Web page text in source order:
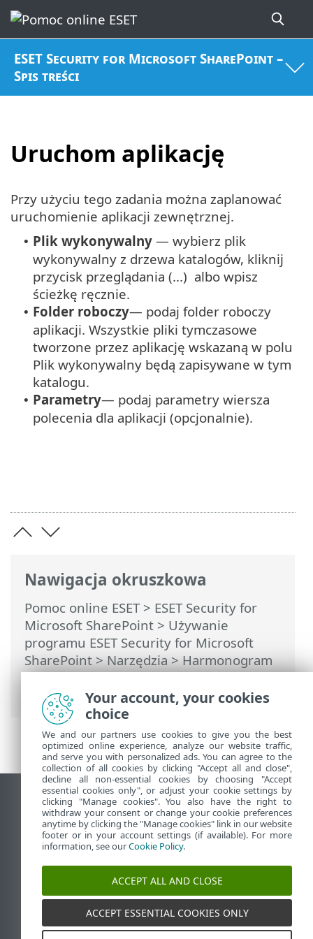
ESET Security for Microsoft SharePoint –
Spis treści
Uruchom aplikację
Nawigacja okruszkowa
Pomoc online ESET> ESET Security for
Microsoft SharePoint > Używanie
programu ESET Security for Microsoft
SharePoint>Narzędzia>Harmonogram
>Harmonogram — dodawanie zadania>
Uruchom aplikację
Przy użyciu tego zadania można zaplanować
uruchomienie aplikacji zewnętrznej.
• Plik wykonywalny — wybierz plik
wykonywalny z drzewa katalogów, kliknij
przycisk przeglądania (...) albo wpisz
ścieżkę ręcznie.
• Folder roboczy— podaj folder roboczy
aplikacji. Wszystkie pliki tymczasowe
tworzone przez aplikację wskazaną w polu
Plik wykonywalny będą zapisywane w tym
katalogu.
• Parametry— podaj parametry wiersza
polecenia dla aplikacji (opcjonalnie).
Wyświetl witrynę internetową dla
komputerów
End of Life
Baza wiedzy ESET
Forum ESET
ESET Status Portal
Pomoc regionalna
Your account, your cookies
choice
We and our partners use cookies to give you the best
optimized online experience, analyze our website traffic,
and serve you with personalized ads. You can agree to the
collection of all cookies by clicking "Accept all and close",
decline all non-essential cookies by choosing "Accept
essential cookies only", or adjust your cookie settings by
clicking "Manage cookies". You also have the right to
withdraw your consent or change your cookie preferences
anytime by clicking the "Manage cookies" link in our website
footer or in your account settings (if available). For more
information, see ourCookie Policy.
ACCEPT ALL AND CLOSE
ACCEPT ESSENTIAL COOKIES ONLY